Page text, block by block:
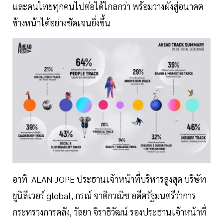
และคนไทยทุกคนไปต่อได้ไกลกว่า พร้อมวางผังสู่อนาคต
ข้างหน้าได้อย่างชัดเจนยิ่งขึ้น
อาทิ ALAN JOPE ประธานเจ้าหน้าที่บริหารสูงสุด บริษัท
ยูนิลีเวอร์ global, กรณ์ จาติกวณิช อดีตรัฐมนตรีว่าการ
กระทรวงการคลัง, วัลยา จิราธิวัฒน์ รองประธานเจ้าหน้าที่